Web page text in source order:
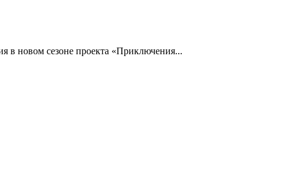
в новом сезоне проекта «Приключения...